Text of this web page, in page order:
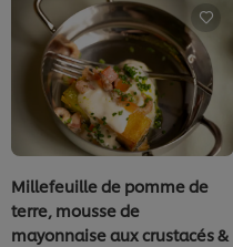
recipe
Millefeuille de pomme de
terre, mousse de
mayonnaise aux crustacés &